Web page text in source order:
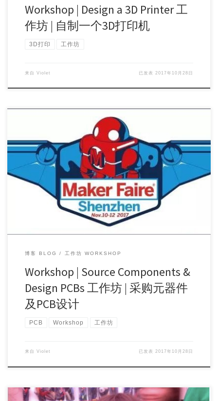
Workshop | Design a 3D Printer 工
作坊 | 自制一个3D打印机
3D打印 工作坊
来自 Violet 已发表 2017年10月28日
Workshop Topic: Sourcing components and designing […]
博客 BLOG 工作坊 WORKSHOP
Workshop | Source Components &
Design PCBs 工作坊 | 采购元器件
及PCB设计
PCB Workshop 工作坊
来自 Violet 已发表 2017年10月28日